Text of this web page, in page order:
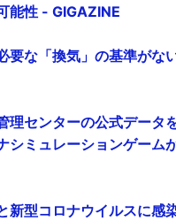
能性 - GIGAZINE
要な「換気」の基準がな
理センターの公式データ
シミュレーションゲーム
新型コロナウイルスに感